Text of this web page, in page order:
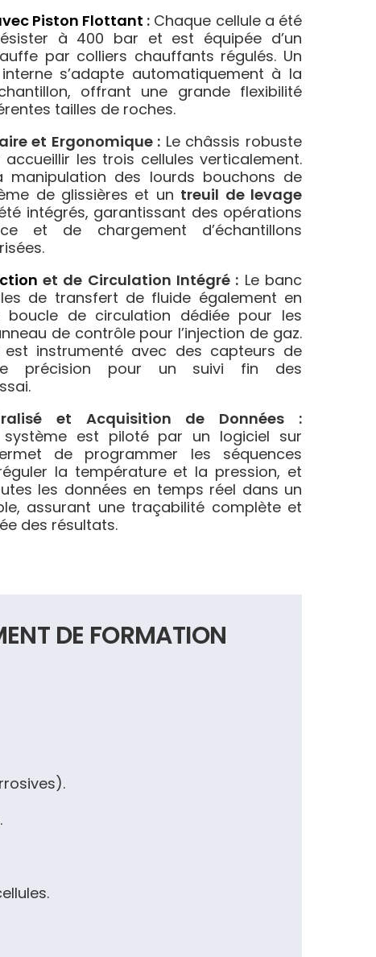
Piston Flottant : Chaque cellule a été
à 400 bar et est équipée d’un
par colliers chauffants régulés. Un
s’adapte automatiquement à la
offrant une grande flexibilité
tailles de roches.
et Ergonomique : Le châssis robuste
les trois cellules verticalement.
manipulation des lourds bouchons de
de glissières et un treuil de levage
intégrés, garantissant des opérations
et de chargement d’échantillons
et de Circulation Intégré : Le banc
de transfert de fluide également en
boucle de circulation dédiée pour les
de contrôle pour l’injection de gaz.
est instrumenté avec des capteurs de
précision pour un suivi fin des
et Acquisition de Données :
système est piloté par un logiciel sur
de programmer les séquences
la température et la pression, et
les données en temps réel dans un
assurant une traçabilité complète et
des résultats.
DE FORMATION